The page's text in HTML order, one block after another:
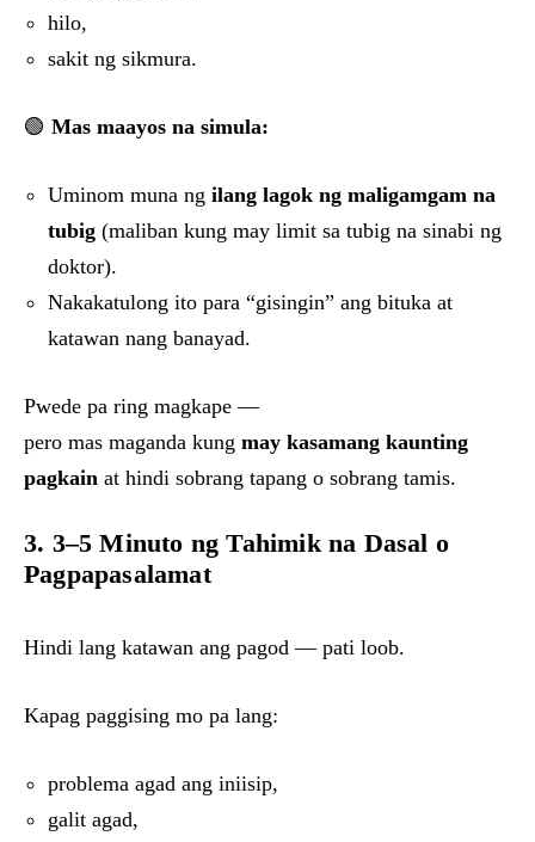
hilo,
sakit ng sikmura.
🟢 Mas maayos na simula:
Uminom muna ng ilang lagok ng maligamgam na
tubig (maliban kung may limit sa tubig na sinabi ng
doktor).
Nakakatulong ito para “gisingin” ang bituka at
katawan nang banayad.
Pwede pa ring magkape —
pero mas maganda kung may kasamang kaunting
pagkain at hindi sobrang tapang o sobrang tamis.
3. 3–5 Minuto ng Tahimik na Dasal o
Pagpapasalamat
Hindi lang katawan ang pagod — pati loob.
Kapag paggising mo pa lang:
problema agad ang iniisip,
galit agad,